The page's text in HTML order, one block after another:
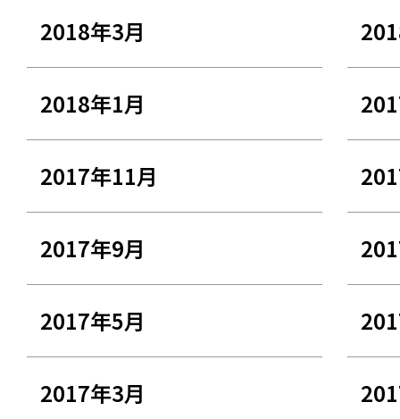
2018年3月
2018年1月
2017年11月
2017年9月
2017年5月
2017年3月